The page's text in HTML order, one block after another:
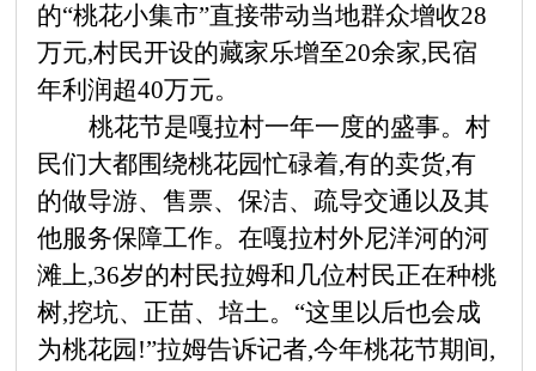
的“桃花小集市”直接带动当地群众增收28
万元,村民开设的藏家乐增至20余家,民宿
年利润超40万元。
桃花节是嘎拉村一年一度的盛事。村
民们大都围绕桃花园忙碌着,有的卖货,有
的做导游、售票、保洁、疏导交通以及其
他服务保障工作。在嘎拉村外尼洋河的河
滩上,36岁的村民拉姆和几位村民正在种桃
树,挖坑、正苗、培土。“这里以后也会成
为桃花园!”拉姆告诉记者,今年桃花节期间,